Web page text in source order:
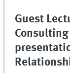
Guest
Consulting